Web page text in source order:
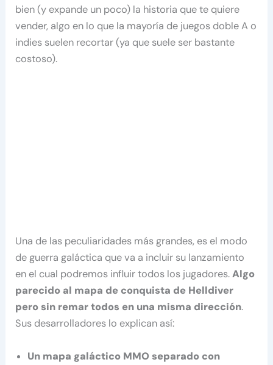
bien (y expande un poco) la historia que te quiere
vender, algo en lo que la mayoría de juegos doble A o
indies suelen recortar (ya que suele ser bastante
costoso).
Una de las peculiaridades más grandes, es el modo
de guerra galáctica que va a incluir su lanzamiento
en el cual podremos influir todos los jugadores.Algo
parecido al mapa de conquista de Helldiver
pero sin remar todos en una misma dirección.
Sus desarrolladores lo explican así:
Un mapa galáctico MMO separado con